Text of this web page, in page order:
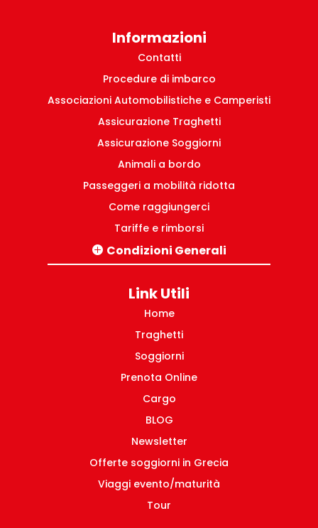
Informazioni
Contatti
Procedure di imbarco
Associazioni Automobilistiche e Camperisti
Assicurazione Traghetti
Assicurazione Soggiorni
Animali a bordo
Passeggeri a mobilità ridotta
Come raggiungerci
Tariffe e rimborsi
Condizioni Generali
Pacchetti turistici Grecia
Link Utili
Home
Traghetti
Soggiorni
Prenota Online
Cargo
BLOG
Newsletter
Offerte soggiorni in Grecia
Viaggi evento/maturità
Tour